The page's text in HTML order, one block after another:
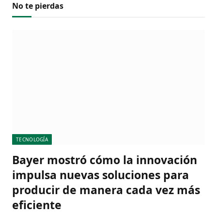
No te pierdas
TECNOLOGÍA
Bayer mostró cómo la innovación
impulsa nuevas soluciones para
producir de manera cada vez más
eficiente